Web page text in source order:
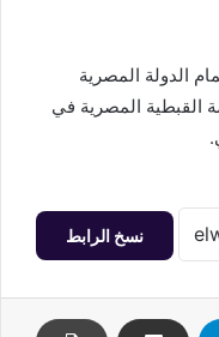
الدولة المصرية
القبطية المصرية في
نسخ الرابط